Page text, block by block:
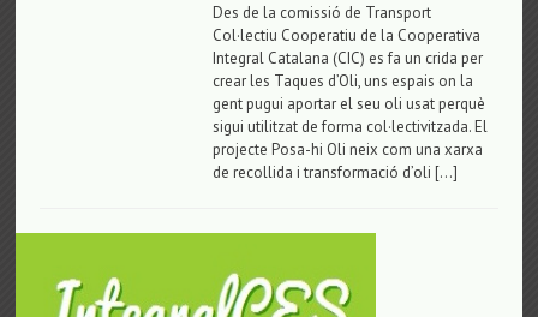
Des de la comissió de Transport
Col·lectiu Cooperatiu de la Cooperativa
Integral Catalana (CIC) es fa un crida per
crear les Taques d’Oli, uns espais on la
gent pugui aportar el seu oli usat perquè
sigui utilitzat de forma col·lectivitzada. El
projecte Posa-hi Oli neix com una xarxa
de recollida i transformació d’oli […]